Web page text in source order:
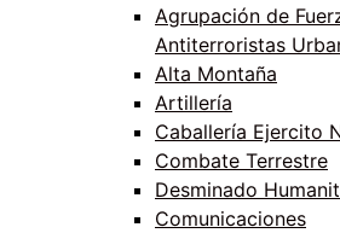
Agrupación de
Antiterroristas
Alta Montaña
Artillería
Caballería Ejercito
Combate Terrestre
Desminado
Comunicaciones